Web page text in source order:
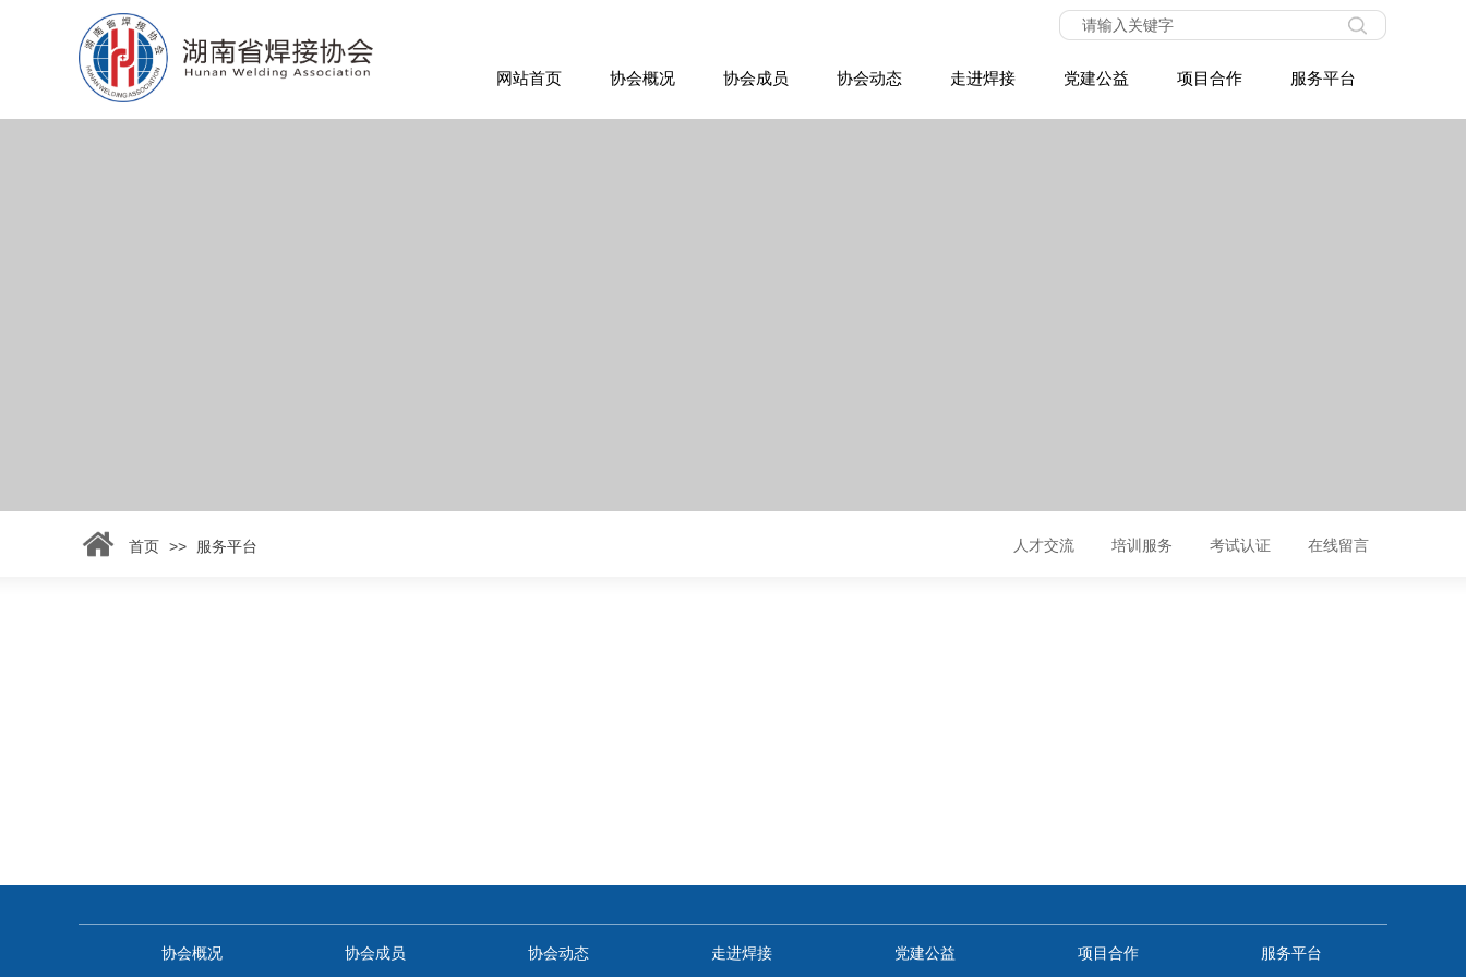
网站首页 协会概况 协会成员 协会动态 走进焊接 党建公益 项目合作 服务平台
首页 >> 服务平台 人才交流 培训服务 考试认证 在线留言
协会概况 协会成员 协会动态 走进焊接 党建公益 项目合作 服务平台